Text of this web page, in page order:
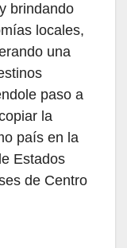
brindando
locales,
una
paso a
la
país en la
Estados
de Centro